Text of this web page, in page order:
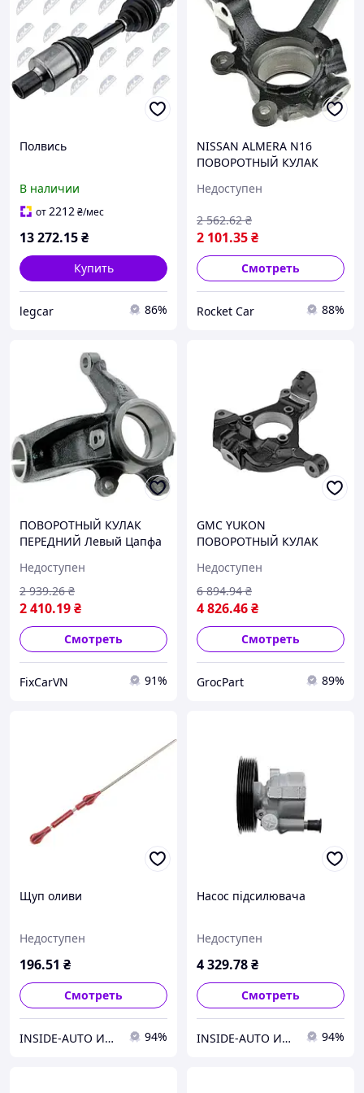
Полвись
В наличии
от2212₴/мес
13 272.15₴
Купить
legcar 86%
NISSAN ALMERA N16
ПОВОРОТНЫЙ КУЛАК
(Цапфа) НИССАН
Недоступен
2 101.35₴
2 562.62 ₴
Смотреть
Rocket Car 88%
ПОВОРОТНЫЙ КУЛАК
ПЕРЕДНИЙ Левый Цапфа
Кантри Volvo V60 I Cross
Country 157 2015-2018
NTY
Недоступен
2 410.19₴
2 939.26 ₴
Смотреть
FixCarVN 91%
GMC YUKON
ПОВОРОТНЫЙ КУЛАК
(Цапфа) ГМЦ ЮКОН с
2007
Недоступен
4 826.46₴
6 894.94 ₴
Смотреть
GrocPart 89%
Щуп оливи
Недоступен
196.51 ₴
Смотреть
INSIDE-AUTO Интернет-магазин и склад автозапчастей 94%
Насос підсилювача
Недоступен
4 329.78₴
Смотреть
INSIDE-AUTO Интернет-магазин и склад автозапчастей 94%